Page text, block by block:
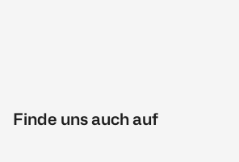
Finde uns auch auf